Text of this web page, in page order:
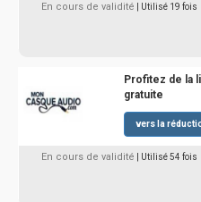
En cours de validité | Utilisé 19 fois
Profitez de la
gratuite
vers la
En cours de validité | Utilisé 54 fois